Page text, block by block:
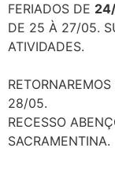
FERIADOS DE
DE 25 À 27/05.
ATIVIDADES.
28/05.
RECESSO
SACRAMENTINA.